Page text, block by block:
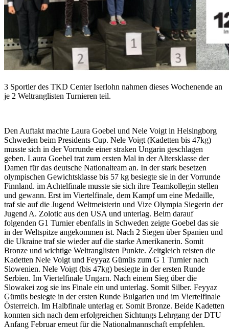
3 Sportler des TKD Center Iserlohn nahmen dieses Wochenende an
je 2 Weltranglisten Turnieren teil.
Den Auftakt machte Laura Goebel und Nele Voigt in Helsingborg
Schweden beim Presidents Cup. Nele Voigt (Kadetten bis 47kg)
musste sich in der Vorrunde einer straken Ungarin geschlagen
geben. Laura Goebel trat zum ersten Mal in der Altersklasse der
Damen für das deutsche Nationalteam an. In der stark besetzen
olympischen Gewichtsklasse bis 57 kg besiegte sie in der Vorrunde
Finnland. im Achtelfinale musste sie sich ihre Teamkollegin stellen
und gewann. Erst im Viertelfinale, dem Kampf um eine Medaille,
traf sie auf die Jugend Weltmeisterin und Vize Olympia Siegerin der
Jugend A. Zolotic aus den USA und unterlag. Beim darauf
folgenden G1 Turnier ebenfalls in Schweden zeigte Goebel das sie
in der Weltspitze angekommen ist. Nach 2 Siegen über Spanien und
die Ukraine traf sie wieder auf die starke Amerikanerin. Somit
Bronze und wichtige Weltranglisten Punkte. Zeitgleich reisten die
Kadetten Nele Voigt und Feyyaz Gümüs zum G 1 Turnier nach
Slowenien. Nele Voigt (bis 47kg) besiegte in der ersten Runde
Serbien. Im Viertelfinale Ungarn. Nach einem Sieg über die
Slowakei zog sie ins Finale ein und unterlag. Somit Silber. Feyyaz
Gümüs besiegte in der ersten Runde Bulgarien und im Viertelfinale
Österreich. Im Halbfinale unterlag er. Somit Bronze. Beide Kadetten
konnten sich nach dem erfolgreichen Sichtungs Lehrgang der DTU
Anfang Februar erneut für die Nationalmannschaft empfehlen.